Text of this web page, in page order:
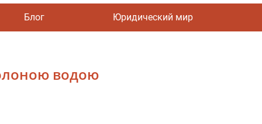
Блог Юридический мир
водою